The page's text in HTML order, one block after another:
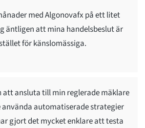
med Algonovafx på ett litet
äntligen att mina handelsbeslut är
för känslomässiga.
att ansluta till min reglerade mäklare
automatiserade strategier
gjort det mycket enklare att testa